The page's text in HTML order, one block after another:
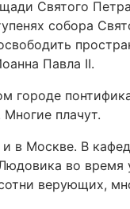
Святого
собора
Павла II.
городе
плачут.
в Москве. В
во время
верующих,